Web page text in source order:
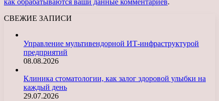
как обрабатываются ваши данные комментариев.
СВЕЖИЕ ЗАПИСИ
Управление мультивендорной ИТ-инфраструктурой
предприятий
08.08.2026
Клиника стоматологии, как залог здоровой улыбки на
каждый день
29.07.2026